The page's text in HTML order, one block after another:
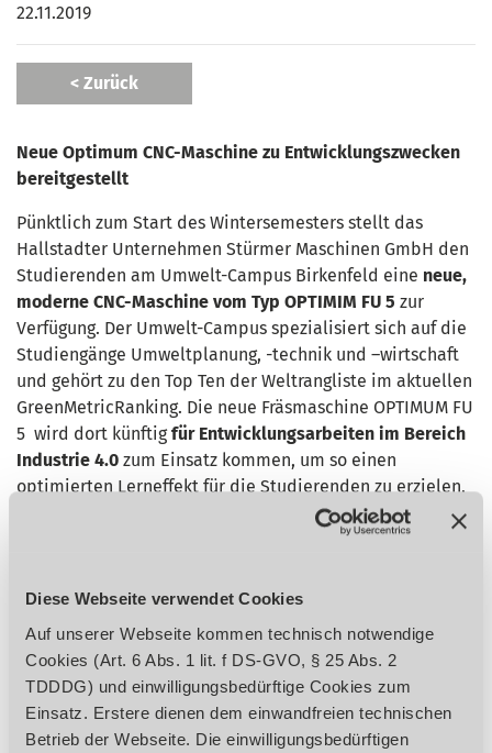
Diese Webseite verwendet Cookies
Auf unserer Webseite kommen technisch notwendige
Cookies (Art. 6 Abs. 1 lit. f DS-GVO, § 25 Abs. 2
TDDDG) und einwilligungsbedürftige Cookies zum
Einsatz. Erstere dienen dem einwandfreien technischen
Betrieb der Webseite. Die einwilligungsbedürftigen
22.11.2019
< Zurück
Neue Optimum CNC-Maschine zu Entwicklungszwecken
bereitgestellt
Pünktlich zum Start des Wintersemesters stellt das
Hallstadter Unternehmen Stürmer Maschinen GmbH den
Studierenden am Umwelt-Campus Birkenfeld eine neue,
moderne CNC-Maschine vom Typ OPTIMIM FU 5 zur
Verfügung. Der Umwelt-Campus spezialisiert sich auf die
Studiengänge Umweltplanung, -technik und –wirtschaft
und gehört zu den Top Ten der Weltrangliste im aktuellen
GreenMetricRanking. Die neue Fräsmaschine OPTIMUM FU
5 wird dort künftigfür Entwicklungsarbeiten im Bereich
Industrie 4.0 zum Einsatz kommen, um so einen
optimierten Lerneffekt für die Studierenden zu erzielen,
die ihre Entwicklungen mit dieser Maschine nun real
Tonnen und einem Wert von ca. 240.000 € wird den
Studierenden zunächst für neun Monate kostenlos zur
Verfügung gestellt. Sie wird ihnen dazu dienen, neue
Methoden des 3D-Drucks zu entwickeln und so neue
Impulse im Bereich Industrie 4.0 und Digitale Fabriken zu
setzen. Die Fräsmaschine
OPTIMUM FU5ist hierfür der